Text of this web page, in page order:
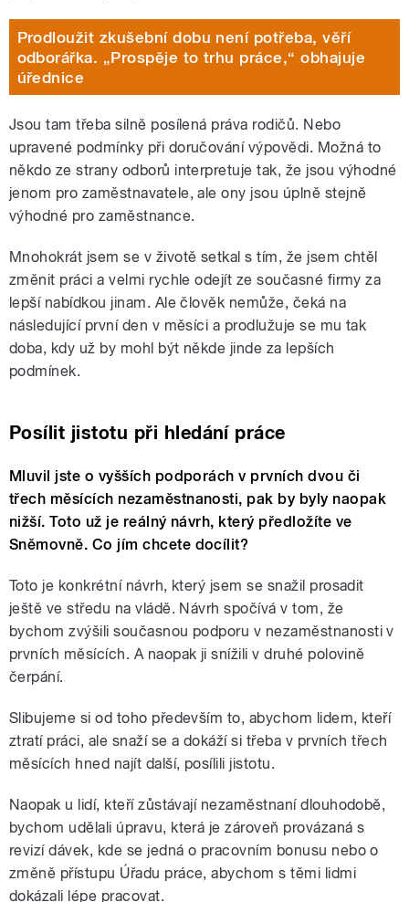
Prodloužit zkušební dobu není potřeba, věří
odborářka. „Prospěje to trhu práce,“ obhajuje
úřednice
Jsou tam třeba silně posílená práva rodičů. Nebo
upravené podmínky při doručování výpovědi. Možná to
někdo ze strany odborů interpretuje tak, že jsou výhodné
jenom pro zaměstnavatele, ale ony jsou úplně stejně
výhodné pro zaměstnance.
Mnohokrát jsem se v životě setkal s tím, že jsem chtěl
změnit práci a velmi rychle odejít ze současné firmy za
lepší nabídkou jinam. Ale člověk nemůže, čeká na
následující první den v měsíci a prodlužuje se mu tak
doba, kdy už by mohl být někde jinde za lepších
podmínek.
Posílit jistotu při hledání práce
Mluvil jste o vyšších podporách v prvních dvou či
třech měsících nezaměstnanosti, pak by byly naopak
nižší. Toto už je reálný návrh, který předložíte ve
Sněmovně. Co jím chcete docílit?
Toto je konkrétní návrh, který jsem se snažil prosadit
ještě ve středu na vládě. Návrh spočívá v tom, že
bychom zvýšili současnou podporu v nezaměstnanosti v
prvních měsících. A naopak ji snížili v druhé polovině
čerpání.
Slibujeme si od toho především to, abychom lidem, kteří
ztratí práci, ale snaží se a dokáží si třeba v prvních třech
měsících hned najít další, posílili jistotu.
Naopak u lidí, kteří zůstávají nezaměstnaní dlouhodobě,
bychom udělali úpravu, která je zároveň provázaná s
revizí dávek, kde se jedná o pracovním bonusu nebo o
změně přístupu Úřadu práce, abychom s těmi lidmi
dokázali lépe pracovat.